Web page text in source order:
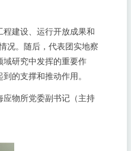
建设、运行开放成果和
况。随后，代表团实地察
域研究中发挥的重要作
的支撑和推动作用。
应物所党委副书记（主持